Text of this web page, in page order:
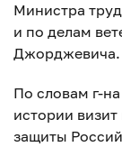
Министра
и по делам
Джорджевича.
По словам г-
истории
защиты